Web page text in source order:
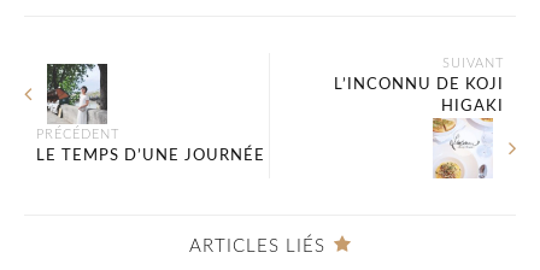
PRÉCÉDENT
LE TEMPS D’UNE JOURNÉE
SUIVANT
L’INCONNU DE KOJI
HIGAKI
ARTICLES LIÉS